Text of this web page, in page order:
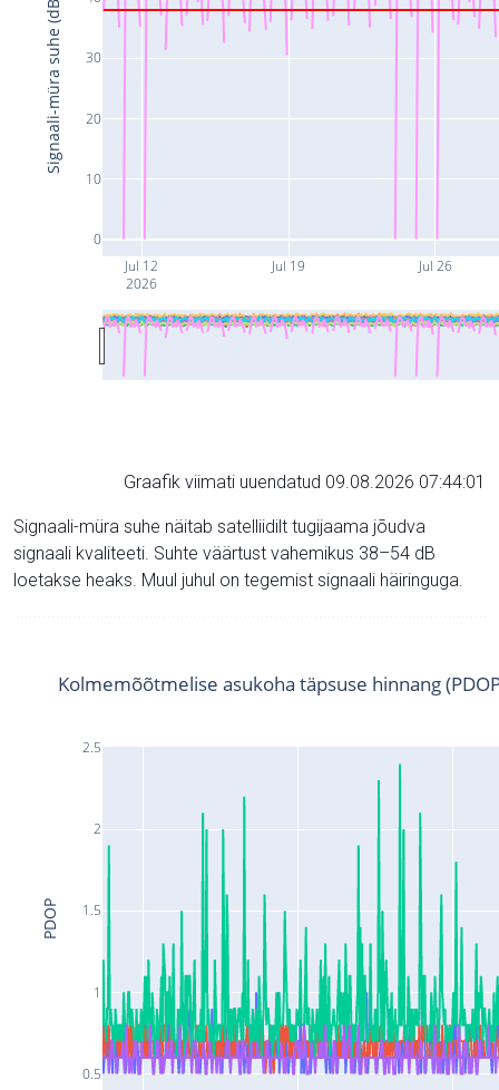
Jul 12
2026
Jul 19 Jul 26
0
10
20
30
Signaali-müra suhe (dB)
Graafik viimati uuendatud 09.08.2026 07:44:01
Signaali-müra suhe näitab satelliidilt tugijaama jõudva
signaali kvaliteeti. Suhte väärtust vahemikus 38–54 dB
loetakse heaks. Muul juhul on tegemist signaali häiringuga.
0.5
1
1.5
2
2.5
Kolmemõõtmelise asukoha täpsuse hinnang
PDOP